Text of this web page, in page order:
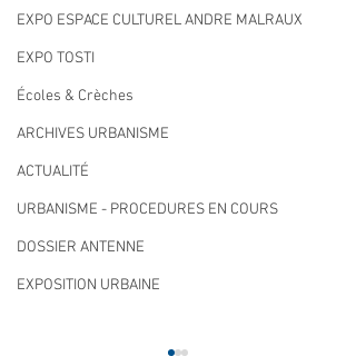
EXPO ESPACE CULTUREL ANDRE MALRAUX
EXPO TOSTI
Écoles & Crèches
ARCHIVES URBANISME
ACTUALITÉ
URBANISME - PROCEDURES EN COURS
DOSSIER ANTENNE
EXPOSITION URBAINE